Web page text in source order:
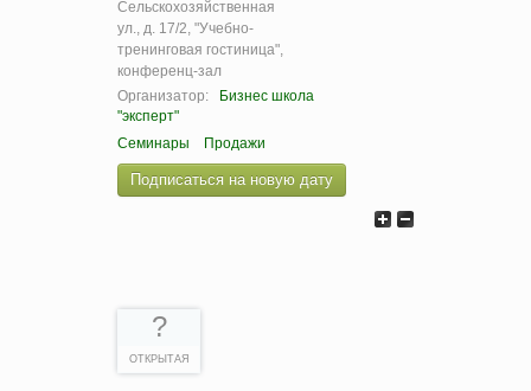
Сельскохозяйственная
ул., д. 17/2, "Учебно-
тренинговая гостиница",
конференц-зал
Организатор:
Бизнес школа
"эксперт"
Семинары
Продажи
Подписаться на новую дату
?
ОТКРЫТАЯ